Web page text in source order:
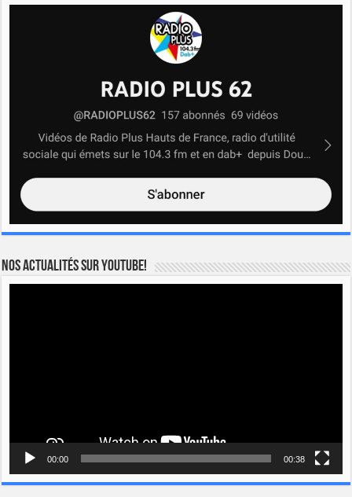
Nos actualités sur YOUTUBE!
00:00 00:38